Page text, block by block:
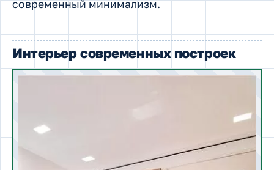
современный минимализм.
Интерьер современных построек